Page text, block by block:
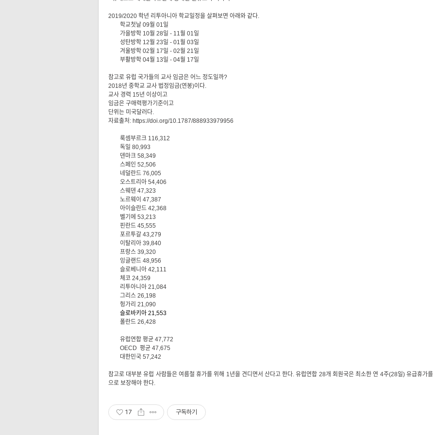
2019/2020 학년 리투아니아 학교일정을 살펴보면 아래와 같다.
학교첫날 09월 01일
가을방학 10월 28일 - 11월 01일
성탄방학 12월 23일 - 01월 03일
겨울방학 02월 17일 - 02월 21일
부활방학 04월 13일 - 04월 17일
참고로 유럽 국가들의 교사 임금은 어느 정도일까?
2018년 중학교 교사 법정임금(연봉)이다.
교사 경력 15년 이상이고
임금은 구매력평가기준이고
단위는 미국달러다.
자료출처: https://doi.org/10.1787/888933979956
룩셈부르크 116,312
독일 80,993
덴마크 58,349
스페인 52,506
네덜란드 76,005
오스트리아 54,406
스웨덴 47,323
노르웨이 47,387
아이슬란드 42,368
벨기에 53,213
핀란드 45,555
포르투갈 43,279
이탈리아 39,840
프랑스 39,320
잉글랜드 48,956
슬로베니아 42,111
체코 24,359
리투아니아 21,084
그리스 26,198
헝가리 21,090
슬로바키아 21,553
폴란드 26,428
유럽연합 평균 47,772
OECD 평균 47,675
대한민국 57,242
참고로 대부분 유럽 사람들은 여름철 휴가를 위해 1년을 견디면서 산다고 한다. 유럽연합 28개 회원국은 최소한 연 4주(28일) 유급휴가를
으로 보장해야 한다.
17 구독하기